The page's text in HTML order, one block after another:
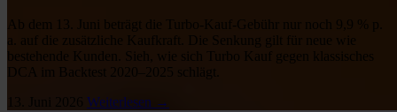
Ab dem 13. Juni beträgt die Turbo-Kauf-Gebühr nur noch 9,9 % p.
a. auf die zusätzliche Kaufkraft. Die Senkung gilt für neue wie
bestehende Kunden. Sieh, wie sich Turbo Kauf gegen klassisches
DCA im Backtest 2020–2025 schlägt.
13. Juni 2026 Weiterlesen →